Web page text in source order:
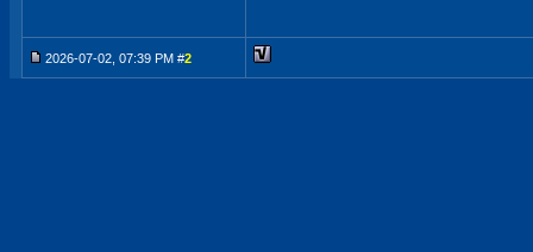
2026-07-02, 07:39 PM #2